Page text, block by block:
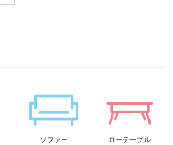
ソファー ローテーブル